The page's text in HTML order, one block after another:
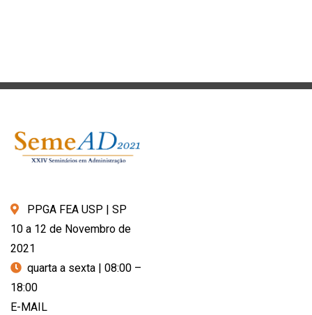
PPGA FEA USP | SP
10 a 12 de Novembro de
2021
quarta a sexta | 08:00 –
18:00
E-MAIL